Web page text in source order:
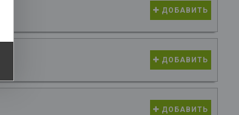
ДОБАВИТЬ
ДОБАВИТЬ
ДОБАВИТЬ